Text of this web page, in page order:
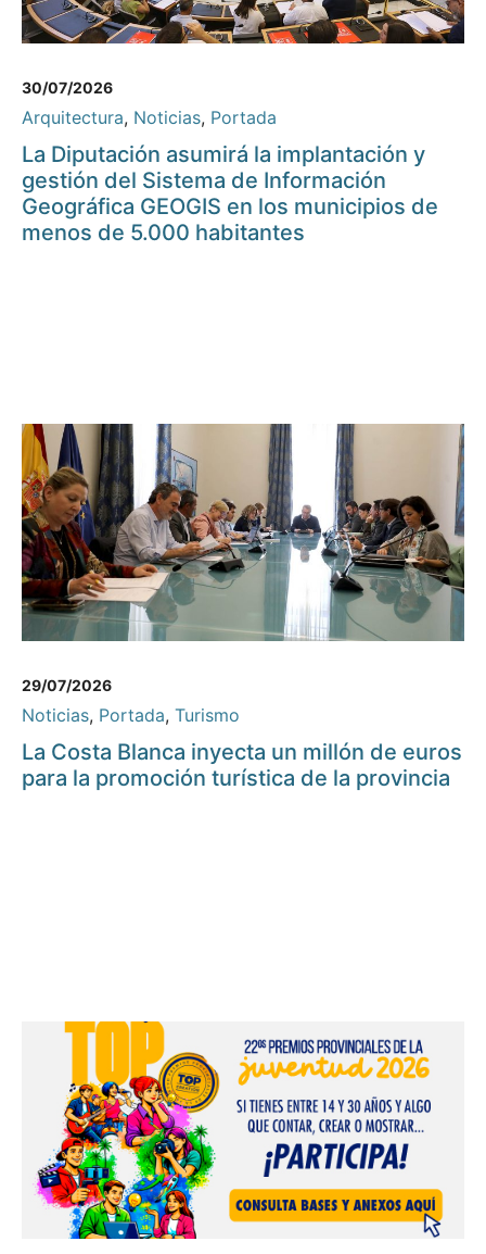
30/07/2026
Arquitectura, Noticias, Portada
La Diputación asumirá la implantación y
gestión del Sistema de Información
Geográfica GEOGIS en los municipios de
menos de 5.000 habitantes
29/07/2026
Noticias, Portada, Turismo
La Costa Blanca inyecta un millón de euros
para la promoción turística de la provincia